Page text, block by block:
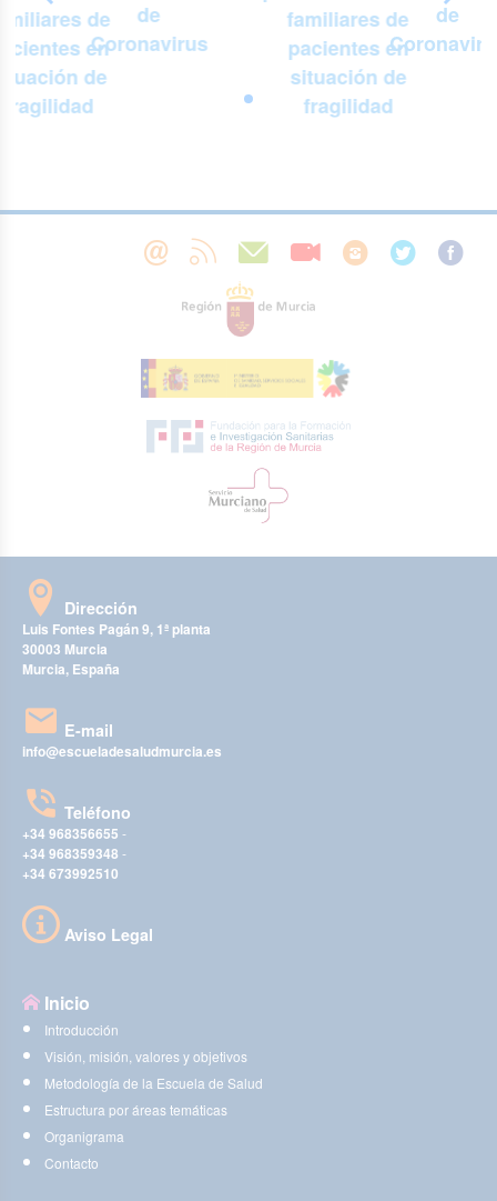
de
en
de
fragilidad
de
Coronavirus
familiares de
pacientes en
situación de
fragilidad
de
Dirección
Luis Fontes Pagán 9, 1ª planta
30003 Murcia
Murcia, España
E-mail
info@escueladesaludmurcia.es
Teléfono
+34 968356655 -
+34 968359348 -
+34 673992510
Aviso Legal
Inicio
Introducción
Visión, misión, valores y objetivos
Metodología de la Escuela de Salud
Estructura por áreas temáticas
Organigrama
Contacto